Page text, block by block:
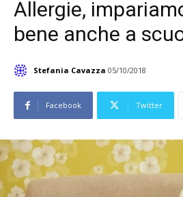
Allergie,
bene anche a
Stefania Cavazza 05/10/2018
Facebook Twitter